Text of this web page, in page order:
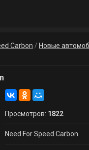
Carbon / Новые
Просмотров: 1822
Need For Speed Carbon